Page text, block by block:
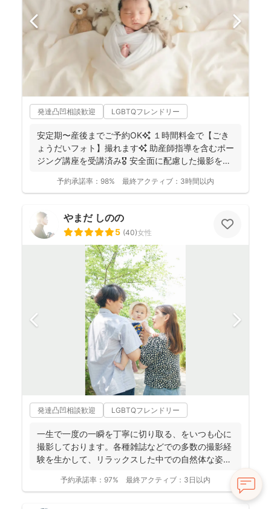
発達凸凹相談歓迎 LGBTQフレンドリー
安定期〜産後までご予約OK✨ １時間料金で【ごき
ょうだいフォト】撮れます✨ 助産師指導を含むポー
ジング講座を受講済み🎖️ 安全面に配慮した撮影を行
予約承諾率： 98% 最終アクティブ： 3時間以内
やまだ しのの
5 (40)女性
発達凸凹相談歓迎 LGBTQフレンドリー
一生で一度の一瞬を丁寧に切り取る、をいつも心に
撮影しております。各種雑誌などでの多数の撮影経
験を生かして、リラックスした中での自然体な姿の
予約承諾率： 97% 最終アクティブ： 3日以内